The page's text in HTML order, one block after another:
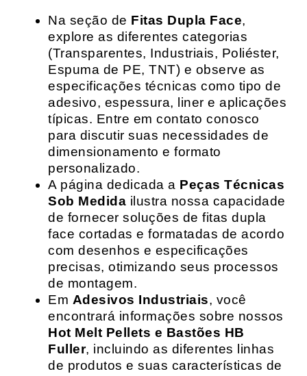
Na seção de Fitas Dupla Face,
explore as diferentes categorias
(Transparentes, Industriais, Poliéster,
Espuma de PE, TNT) e observe as
especificações técnicas como tipo de
adesivo, espessura, liner e aplicações
típicas. Entre em contato conosco
para discutir suas necessidades de
dimensionamento e formato
personalizado.
A página dedicada a Peças Técnicas
Sob Medida ilustra nossa capacidade
de fornecer soluções de fitas dupla
face cortadas e formatadas de acordo
com desenhos e especificações
precisas, otimizando seus processos
de montagem.
Em Adesivos Industriais, você
encontrará informações sobre nossos
Hot Melt Pellets e Bastões HB
Fuller, incluindo as diferentes linhas
de produtos e suas características de